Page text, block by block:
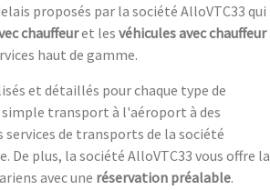
proposés par la société AlloVTC33 qui
chauffeuret les véhicules avec chauffeur
haut de gamme.
et détaillés pour chaque type de
simple transport à l'aéroport à des
de transports de la société
De plus, la société AlloVTC33 vous offre la
avec une réservation préalable.